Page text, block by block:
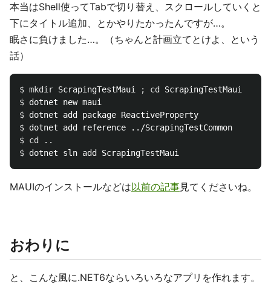
本当はShell使ってTabで切り替え、スクロールしていくと
下にタイトル追加、とかやりたかったんですが…。
眠さに負けました…。（ちゃんと計画立てとけよ、という
話）
$ mkdir ScrapingTestMaui ; cd
$
$
$
$ cd
$
MAUIのインストールなどは以前の記事見てくださいね。
おわりに
と、こんな風に.NET6ならいろいろなアプリを作れます。